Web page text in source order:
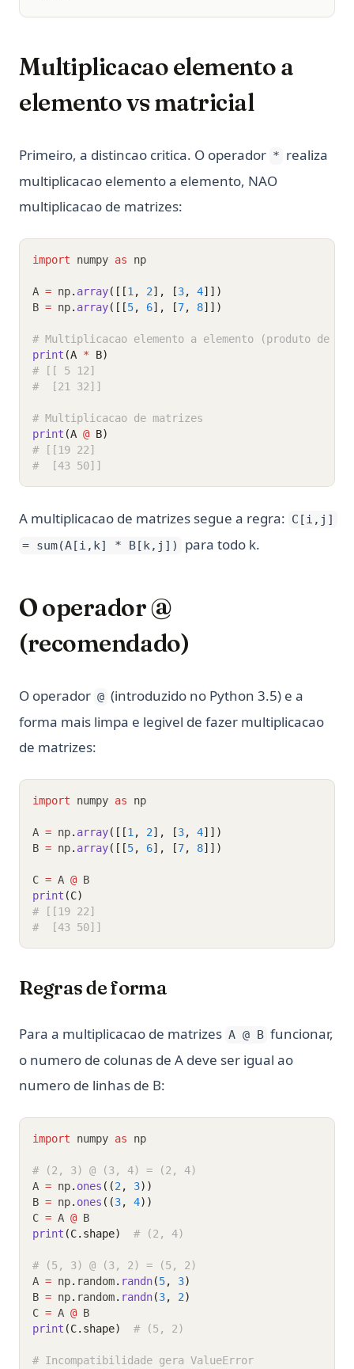
Multiplicacao elemento a
elemento vs matricial
Primeiro, a distincao critica. O operador * realiza
multiplicacao elemento a elemento, NAO
multiplicacao de matrizes:
import numpy as np
A = np. array([[1 , 2], [3, 4]])
B = np. array([[5, 6], [7, 8]])
# Multiplicacao elemento a elemento (produto de
print (A * B)
# [[ 5 12]
#  [21 32]]
# Multiplicacao de matrizes
print (A @ B)
# [[19 22]
#  [43 50]]
A multiplicacao de matrizes segue a regra: C[i,j]
= sum(A[i,k] * B[k,j])
para todo k.
O operador @
(recomendado)
O operador @ (introduzido no Python 3.5) e a
forma mais limpa e legivel de fazer multiplicacao
de matrizes:
import numpy as np
A = np. array([[1 , 2], [3, 4]])
B = np. array([[5, 6], [7, 8]])
C = A @ B
print (C)
# [[19 22]
#  [43 50]]
Regras de forma
Para a multiplicacao de matrizes A @ B funcionar,
o numero de colunas de A deve ser igual ao
numero de linhas de B:
import numpy as np
# (2, 3) @ (3, 4) = (2, 4)
A = np. ones ((2 , 3))
B = np. ones ((3, 4))
C = A @ B
print (C.shape) # (2, 4)
# (5, 3) @ (3, 2) = (5, 2)
A = np. random. randn(5, 3)
B = np. random. randn(3, 2)
C = A @ B
print (C.shape) # (5, 2)
# Incompatibilidade gera ValueError